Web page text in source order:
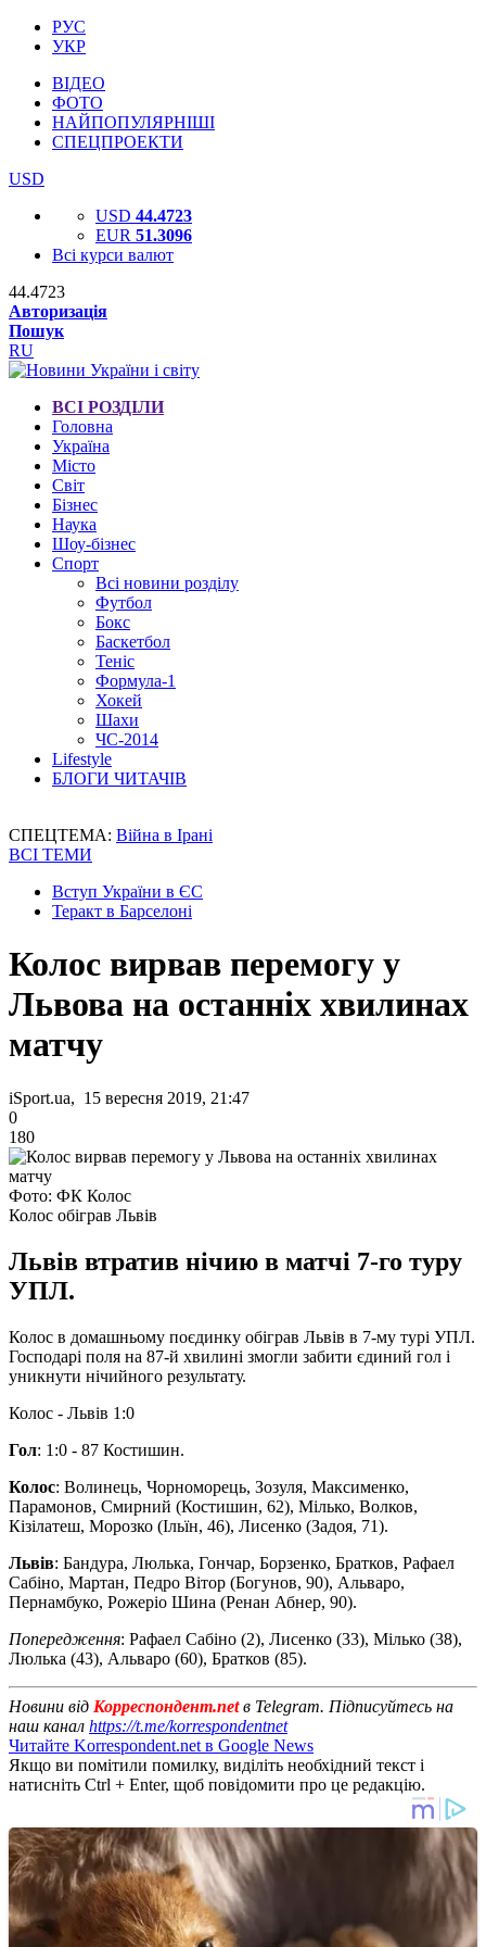
РУС
УКР
ВІДЕО
ФОТО
НАЙПОПУЛЯРНІШІ
СПЕЦПРОЕКТИ
USD
USD 44.4723
EUR 51.3096
Всі курси валют
44.4723
Авторизація
Пошук
RU
ВСІ РОЗДІЛИ
Головна
Україна
Місто
Світ
Бізнес
Наука
Шоу-бізнес
Спорт
Всі новини розділу
Футбол
Бокс
Баскетбол
Теніс
Формула-1
Хокей
Шахи
ЧС-2014
Lifestyle
БЛОГИ ЧИТАЧІВ
СПЕЦТЕМА: Війна в Ірані
ВСІ ТЕМИ
Вступ України в ЄС
Теракт в Барселоні
Колос вирвав перемогу у
Львова на останніх хвилинах
матчу
iSport.ua, 15 вересня 2019, 21:47
0
180
Фото: ФК Колос
Колос обіграв Львів
Львів втратив нічию в матчі 7-го туру
УПЛ.
Колос в домашньому поєдинку обіграв Львів в 7-му турі УПЛ.
Господарі поля на 87-й хвилині змогли забити єдиний гол і
уникнути нічийного результату.
Колос - Львів 1:0
Гол: 1:0 - 87 Костишин.
Колос: Волинець, Чорноморець, Зозуля, Максименко,
Парамонов, Смирний (Костишин, 62), Мілько, Волков,
Кізілатеш, Морозко (Ільїн, 46), Лисенко (Задоя, 71).
Львів: Бандура, Люлька, Гончар, Борзенко, Братков, Рафаел
Сабіно, Мартан, Педро Вітор (Богунов, 90), Альваро,
Пернамбуко, Рожеріо Шина (Ренан Абнер, 90).
Попередження: Рафаел Сабіно (2), Лисенко (33), Мілько (38),
Люлька (43), Альваро (60), Братков (85).
Новини від Корреспондент.netв Telegram. Підписуйтесь на
наш канал https://t.me/korrespondentnet
Читайте Korrespondent.net в Google News
Якщо ви помітили помилку, виділіть необхідний текст і
натисніть Ctrl + Enter, щоб повідомити про це редакцію.